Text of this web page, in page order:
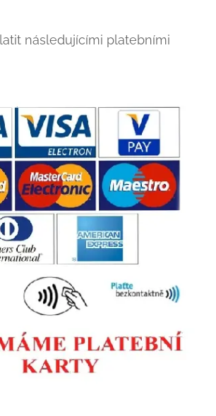
následujícími platebními